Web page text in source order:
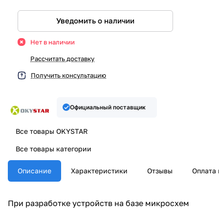
Уведомить о наличии
Нет в наличии
Рассчитать доставку
Получить консультацию
Официальный поставщик
Все товары OKYSTAR
Все товары категории
Описание Характеристики Отзывы Оплата
При разработке устройств на базе микросхем